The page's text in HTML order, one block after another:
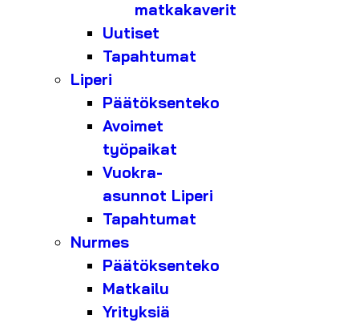
matkakaverit
Uutiset
Tapahtumat
Liperi
Päätöksenteko
Avoimet
työpaikat
Vuokra-
asunnot Liperi
Tapahtumat
Nurmes
Päätöksenteko
Matkailu
Yrityksiä